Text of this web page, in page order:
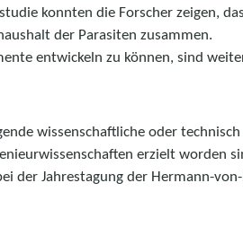
konnten die Forscher zeigen,
der Parasiten zusammen.
entwickeln zu können, sind
wissenschaftliche oder
erzielt worden
der Jahrestagung der Hermann-